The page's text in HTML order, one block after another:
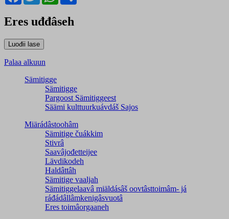
Eres uđđâseh
Palaa alkuun
Sämitigge
Sämitigge
Pargoost Sämitiggeest
Säämi kulttuurkuávdáš Sajos
Miärádâstoohâm
Sämitige čuákkim
Stivrâ
Saavâjođetteijee
Lävdikodeh
Haldâttâh
Sämitige vaaljah
Sämitiggelaavâ miäldásâš oovtâsttoimâm- já
ráđádâllâmkenigâsvuotâ
Eres toimâorgaaneh